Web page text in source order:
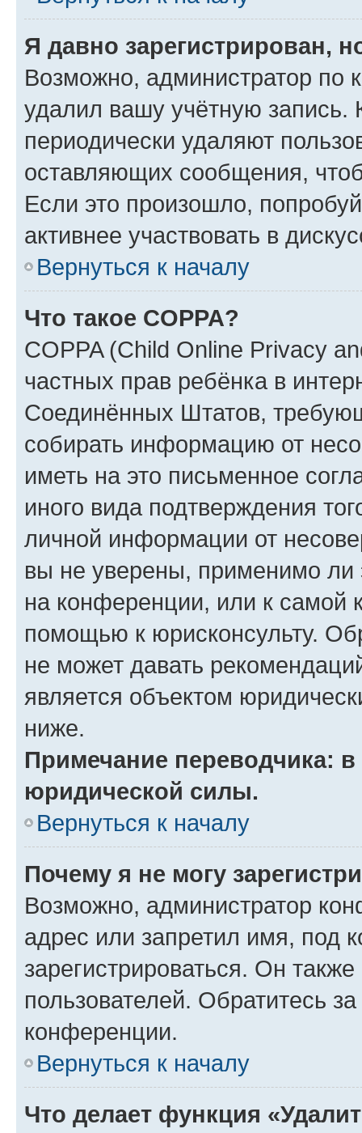
Я давно зарегистрирован,
Возможно, администратор по
удалил вашу учётную запись.
периодически удаляют
оставляющих сообщения,
Если это произошло,
активнее участвовать в
Вернуться к началу
Что такое COPPA?
COPPA (Child Online Privacy
частных прав ребёнка в
Соединённых Штатов,
собирать информацию от
иметь на это письменное
иного вида подтверждения
личной информации от
вы не уверены, применимо ли
на конференции, или к самой
помощью к юрисконсульту.
не может давать
является объектом
ниже.
Примечание переводчика:
юридической силы.
Вернуться к началу
Почему я не могу
Возможно, администратор
адрес или запретил имя, под
зарегистрироваться. Он
пользователей. Обратитесь
конференции.
Вернуться к началу
Что делает функция